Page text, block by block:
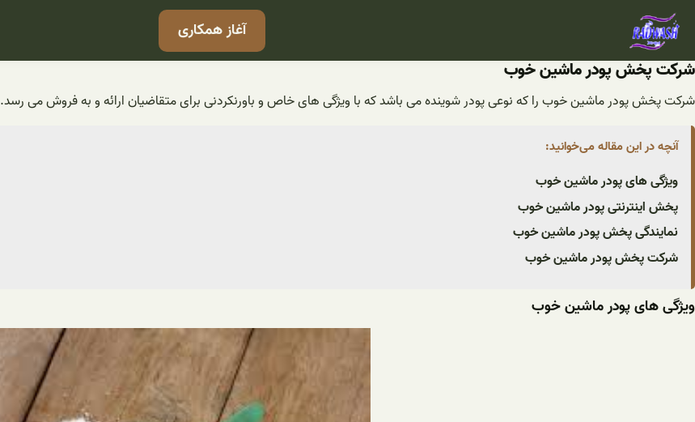
رفتن
آغاز همکاری
شرکت پخش پودر ماشین خوب
شرکت پخش پودر ماشین خوب را که نوعی پودر شوینده می باشد که با ویژگی های خاص و باورنکردنی برای متقاضیان ارائه و به فروش می رسد.
آنچه در این مقاله می‌خوانید:
ویژگی های پودر ماشین خوب
پخش اینترنتی پودر ماشین خوب
نمایندگی پخش پودر ماشین خوب
شرکت پخش پودر ماشین خوب
ویژگی های پودر ماشین خوب